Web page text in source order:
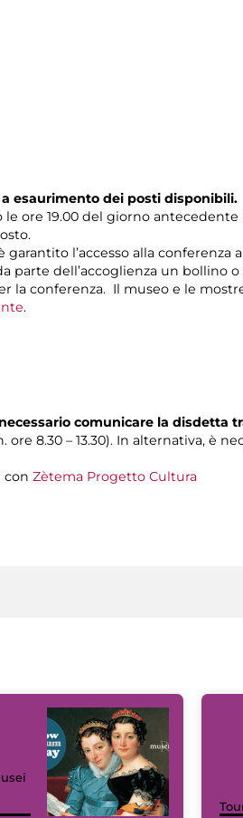
esaurimento dei posti disponibili.
le ore 19.00 del giorno
l’accesso alla conferenza
parte dell’accoglienza un bollino
la conferenza. Il museo e le
.
comunicare la disdetta
ore 8.30 – 13.30). In alternativa, è
con Zètema Progetto Cultura